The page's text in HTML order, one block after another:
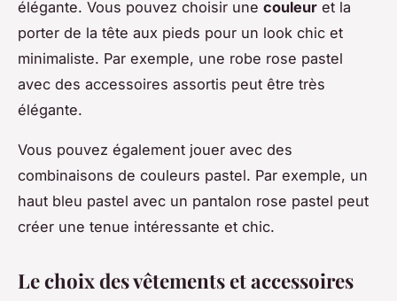
élégante. Vous pouvez choisir une couleur et la
porter de la tête aux pieds pour un look chic et
minimaliste. Par exemple, une robe rose pastel
avec des accessoires assortis peut être très
élégante.
Vous pouvez également jouer avec des
combinaisons de couleurs pastel. Par exemple, un
haut bleu pastel avec un pantalon rose pastel peut
créer une tenue intéressante et chic.
Le choix des vêtements et accessoires